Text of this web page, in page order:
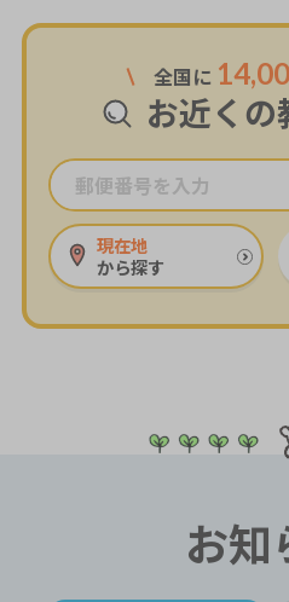
全国に
お近くの
現在地
から探す
お知